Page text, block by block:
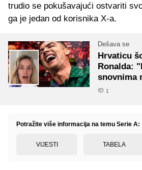
trudio se pokušavajući ostvariti
ga je jedan od korisnika X-a.
Dešava se
Hrvaticu
Ronalda:
snovnima
1
Potražite više informacija na temu Serie A:
VIJESTI TABELA